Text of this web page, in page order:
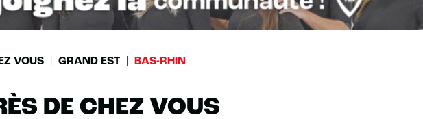
VOUS GRAND EST BAS-RHIN
DE CHEZ VOUS